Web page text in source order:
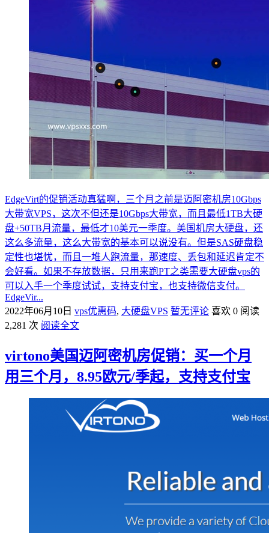
EdgeVirt的促销活动真猛啊，三个月之前是迈阿密机房10Gbps
大带宽VPS，这次不但还是10Gbps大带宽，而且最低1TB大硬
盘+50TB月流量，最低才10美元一季度。美国机房大硬盘，还
这么多流量，这么大带宽的基本可以说没有。但是SAS硬盘稳
定性也堪忧，而且一堆人跑流量，那速度、丢包和延迟肯定不
会好看。如果不存放数据，只用来跑PT之类需要大硬盘vps的
可以入手一个季度试试，支持支付宝，也支持微信支付。
EdgeVir...
2022年06月10日 vps优惠码, 大硬盘VPS 暂无评论 喜欢 0 阅读
2,281 次 阅读全文
virtono美国迈阿密机房促销：买一个月
用三个月，8.95欧元/季起，支持支付宝